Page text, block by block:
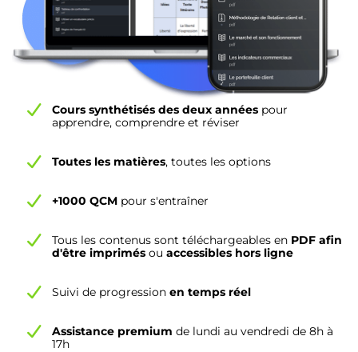
Cours synthétisés des deux années pour
apprendre, comprendre et réviser
Toutes les matières, toutes les options
+1000 QCM pour s'entraîner
Tous les contenus sont téléchargeables en PDF afin
d'être imprimés ou accessibles hors ligne
Suivi de progression en temps réel
Assistance premium de lundi au vendredi de 8h à
17h